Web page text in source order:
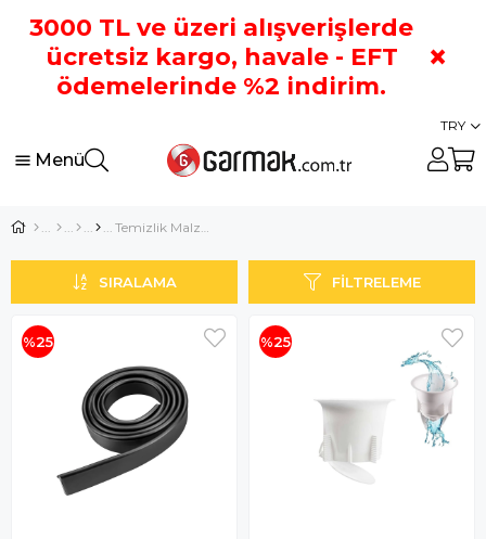
3000 TL ve üzeri alışverişlerde
ücretsiz kargo, havale - EFT
ödemelerinde %2 indirim.
×
Menü
TRY
Temizlik Malzemeleri
FILTRELEME
SIRALAMA
%25 %25